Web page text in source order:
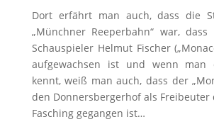
Dort erfährt man auch, dass die
„Münchner Reeperbahn“ war,
Schauspieler Helmut Fischer
aufgewachsen ist und wenn man
kennt, weiß man auch, dass der
den Donnersbergerhof als Freibeuter
Fasching gegangen ist…